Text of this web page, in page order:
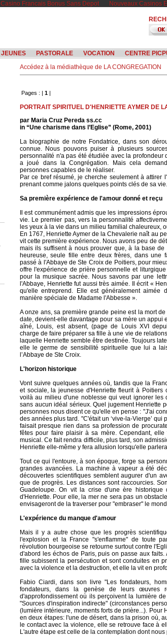
Casino Francais Bonus Sans Depot Nouveaux Casinos
JEUNES PASTORALE VOCATION CENTRE
Accédez à la médiathèque de LA CONGREGATION
Pages : | 1 |
PORTRAIT SPIRITUEL D'HENRIETTE AYMER DE
par Maria Cruz Pereda ss.cc
in “Une charisme dans l’Eglise” (Rome, 2001)
La biographie de notre Fondatrice, dans son
connue. Nous pouvons puiser à plusieurs
personnalité n'a pas été étudiée avec la profondeur
a joué dans la Congrégation. Mais cela
personnes capables de le réaliser.
Par ce bref résumé, je cherche seulement à attirer
prenant comme jalons quelques points clés de sa vie.
Sa première expérience de l'amour donné et reçu
Il est communément admis que les impressions
vie. Le premier pas, vers la personnalité
les yeux à la vie dans un milieu familial chaleureux,
En 1767, Henriette Aymer de la Chevalerie naît au
vit cette première expérience. Nous avons peu de
mais ils suffisent à nous prouver que, à la base
heureuse, seule fille entre deux frères, dans une
passé à l'Abbaye de Ste Croix de Poitiers, pour
offre l'expérience de prière personnelle et
pour la musique sacrée. Nous savons par une
l'Abbaye, Henriette fut aussi très aimée. Il écrit «
qu'elle entreprend. Elle est généralement aimée
manière spéciale de Madame l'Abbesse ».
A onze ans, sa première grande peine est la mort
date, devient-elle davantage pour sa mère un appui
aîné, Louis, est absent, (page de Louis XVI
charge de faire préparer sa fille à une vie de
laquelle Henriette semble être destinée. Toujours
elle le germe de sensibilité spirituelle que lui a
l’Abbaye de Ste Croix.
L'horizon historique
Vont suivre quelques années où, tandis que la
et sociale, la jeunesse d'Henriette fleurit à
voilà au milieu d'une noblesse qui veut ignorer
sans aucun idéal sérieux. Quel jugement Henriette
personnes nous disent ce qu'elle en pense : "J'ai
des années plus tard. "C'était un ‘vive-la-Vierge’
faisait presque rien dans sa profession de
fêtes pour faire plaisir à sa mère. Cependant,
musical. Ce fait rendra difficile, plus tard, son
Henriette elle-même y fera allusion lorsqu'elle
Tout ce qui l'entoure, à son époque, forge sa
grandes avancées. La machine à vapeur a été
découvertes scientifiques semblent augurer d'un
que de progrès. Les distances sont raccourcies.
Guadeloupe. On vit la crise d'une ère historique
d'Henriette. Pour elle, la mer ne sera pas un
envisageront de la traverser pour "embraser" le
L'expérience du manque d'amour
Mais il y a autre chose que les progrès
l'explosion et la France "s'enflamme" de toute
révolution bourgeoise se retourne surtout contre
d'abord les échos de Paris, puis on passe aux faits.
fille subissent la persécution et sont conduites en
avec la violence et la destruction, et elle la vit en
Fabio Ciardi, dans son livre "Les fondateurs,
fondateurs, dans la genèse de leurs œuvres
d'approfondissement où ils perçoivent la lumière
"Sources d'inspiration indirecte" (circonstances
(lumière intérieure, moments forts de prière...). Pour
en deux étapes: l'une de désert, dans la prison où,
le contact avec la violence, elle se retrouve face à
L'autre étape est celle de la contemplation dont